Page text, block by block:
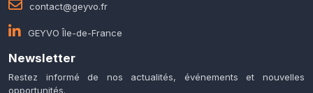
contact@geyvo.fr
GEYVO Île-de-France
Newsletter
Restez informé de nos actualités, événements et nouvelles
opportunités.